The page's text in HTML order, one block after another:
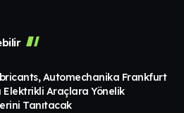
Automechanika Frankfurt
Elektrikli Araçlara Yönelik
Tanıtacak